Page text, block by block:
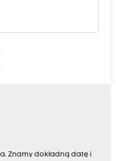
Znamy dokładną datę i